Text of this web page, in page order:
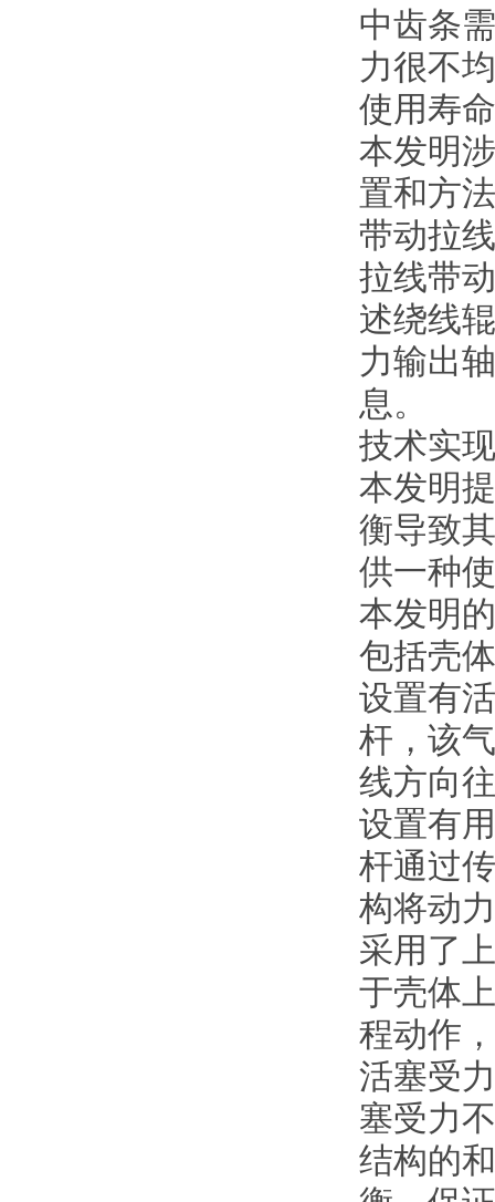
中齿条
力很不
使用寿
本发明
置和方
带动拉
拉线带
述绕线
力输出
息。
技术实
本发明
衡导致
供一种
本发明
包括壳
设置有
杆，该
线方向
设置有
杆通过
构将动
采用了
于壳体
程动作
活塞受
塞受力
结构的